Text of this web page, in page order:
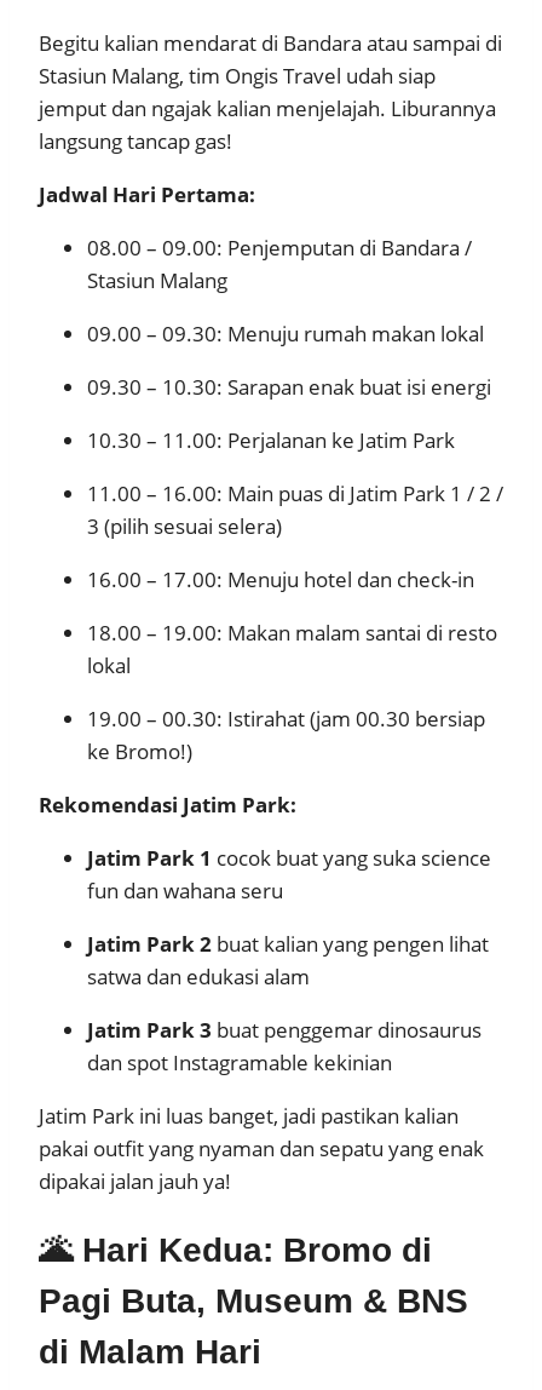
Begitu kalian mendarat di Bandara atau sampai di
Stasiun Malang, tim Ongis Travel udah siap
jemput dan ngajak kalian menjelajah. Liburannya
langsung tancap gas!
Jadwal Hari Pertama:
08.00 – 09.00: Penjemputan di Bandara /
Stasiun Malang
09.00 – 09.30: Menuju rumah makan lokal
09.30 – 10.30: Sarapan enak buat isi energi
10.30 – 11.00: Perjalanan ke Jatim Park
11.00 – 16.00: Main puas di Jatim Park 1 / 2 /
3 (pilih sesuai selera)
16.00 – 17.00: Menuju hotel dan check-in
18.00 – 19.00: Makan malam santai di resto
lokal
19.00 – 00.30: Istirahat (jam 00.30 bersiap
ke Bromo!)
Rekomendasi Jatim Park:
Jatim Park 1 cocok buat yang suka science
fun dan wahana seru
Jatim Park 2 buat kalian yang pengen lihat
satwa dan edukasi alam
Jatim Park 3 buat penggemar dinosaurus
dan spot Instagramable kekinian
Jatim Park ini luas banget, jadi pastikan kalian
pakai outfit yang nyaman dan sepatu yang enak
dipakai jalan jauh ya!
🌋 Hari Kedua: Bromo di
Pagi Buta, Museum & BNS
di Malam Hari